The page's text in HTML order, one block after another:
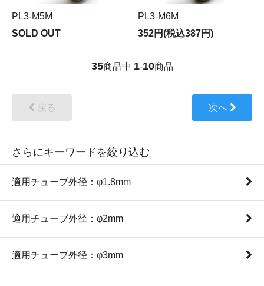
PL3-M5M
SOLD OUT
PL3-M6M
352円(税込387円)
35商品中 1-10商品
戻る 次へ
さらにキーワードを絞り込む
適用チューブ外径：φ1.8mm
適用チューブ外径：φ2mm
適用チューブ外径：φ3mm